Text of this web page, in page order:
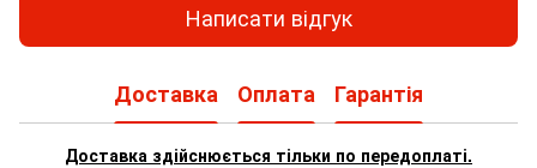
Написати відгук
Доставка Оплата Гарантія
Доставка здійснюється тільки по передоплаті.